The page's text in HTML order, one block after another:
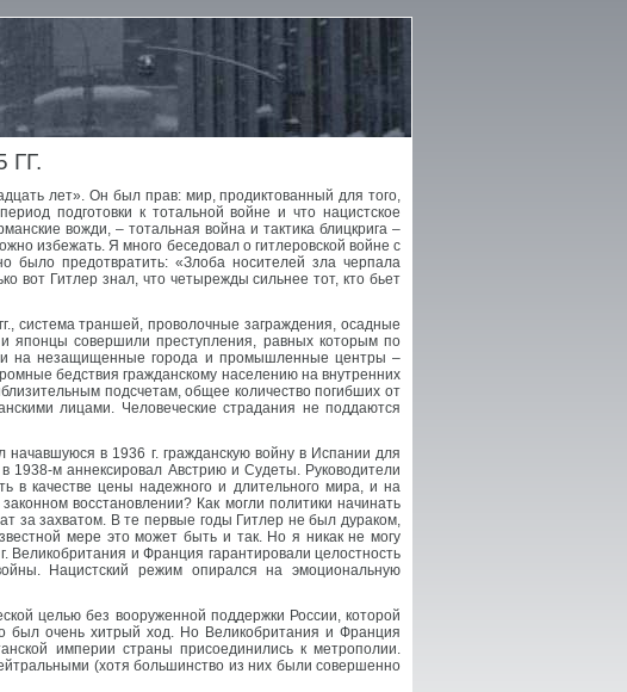
ГГ.
лет». Он был прав: мир, продиктованный для того,
подготовки к тотальной войне и что нацистское
вожди, – тотальная война и тактика блицкрига –
избежать. Я много беседовал о гитлеровской войне с
было предотвратить: «Злоба носителей зла черпала
вот Гитлер знал, что четырежды сильнее тот, кто бьет
система траншей, проволочные заграждения, осадные
японцы совершили преступления, равных которым по
на незащищенные города и промышленные центры –
бедствия гражданскому населению на внутренних
подсчетам, общее количество погибших от
лицами. Человеческие страдания не поддаются
в 1936 г. гражданскую войну в Испании для
1938-м аннексировал Австрию и Судеты. Руководители
в качестве цены надежного и длительного мира, и на
восстановлении? Как могли политики начинать
за захватом. В те первые годы Гитлер не был дураком,
мере это может быть и так. Но я никак не могу
Великобритания и Франция гарантировали целостность
Нацистский режим опирался на эмоциональную
целью без вооруженной поддержки России, которой
был очень хитрый ход. Но Великобритания и Франция
империи страны присоединились к метрополии.
(хотя большинство из них были совершенно